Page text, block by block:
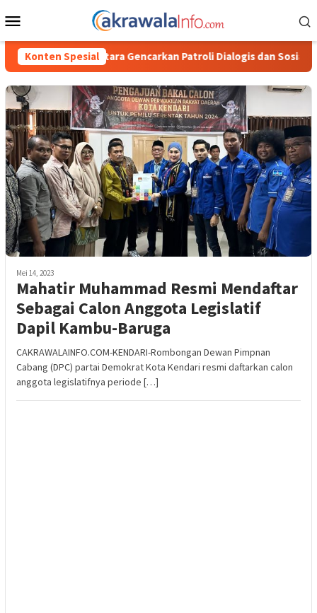
ke
Mobile
Konten Spesial
Gencarkan Patroli Dialogis dan Sosialisasi Layanan 110
Mei 14, 2023
Mahatir Muhammad Resmi Mendaftar
Sebagai Calon Anggota Legislatif
Dapil Kambu-Baruga
CAKRAWALAINFO.COM-KENDARI-Rombongan Dewan Pimpnan
Cabang (DPC) partai Demokrat Kota Kendari resmi daftarkan calon
anggota legislatifnya periode […]